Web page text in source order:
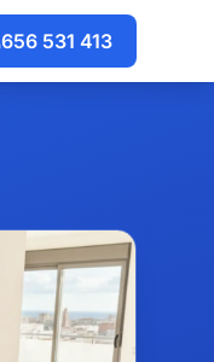
656 531 413